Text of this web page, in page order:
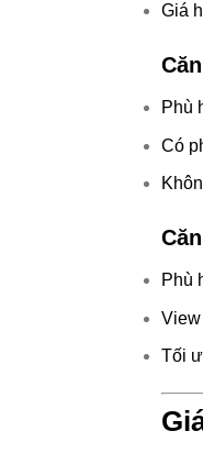
Giá
Phù
Có
Phù
View
Tối